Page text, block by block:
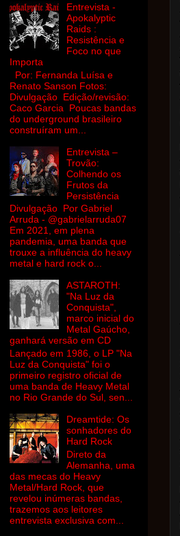
Entrevista -
Apokalyptic
Raids :
Resistência e
Foco no que
Importa
Por: Fernanda Luísa e
Renato Sanson Fotos:
Divulgação Edição/revisão:
Caco Garcia Poucas bandas
do underground brasileiro
construíram um...
Entrevista –
Trovão:
Colhendo os
Frutos da
Persistência
Divulgação Por Gabriel
Arruda - @gabrielarruda07
Em 2021, em plena
pandemia, uma banda que
trouxe a influência do heavy
metal e hard rock o...
ASTAROTH:
"Na Luz da
Conquista",
marco inicial do
Metal Gaúcho,
ganhará versão em CD
Lançado em 1986, o LP "Na
Luz da Conquista" foi o
primeiro registro oficial de
uma banda de Heavy Metal
no Rio Grande do Sul, sen...
Dreamtide: Os
sonhadores do
Hard Rock
Direto da
Alemanha, uma
das mecas do Heavy
Metal/Hard Rock, que
revelou inúmeras bandas,
trazemos aos leitores
entrevista exclusiva com...